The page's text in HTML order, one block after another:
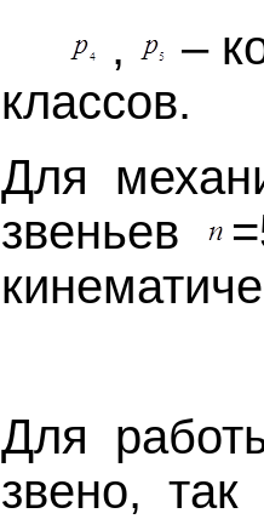
,
–
классов.
Для
звеньев
Для
звено,